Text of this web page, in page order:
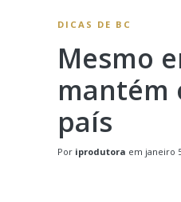
DICAS DE BC
Mesmo
mantém
país
Por iprodutora em janeiro